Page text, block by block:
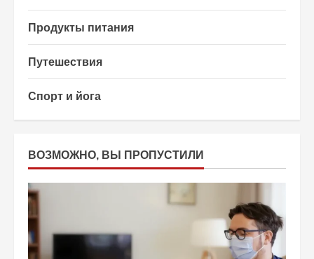
Продукты питания
Путешествия
Спорт и йога
ВОЗМОЖНО, ВЫ ПРОПУСТИЛИ